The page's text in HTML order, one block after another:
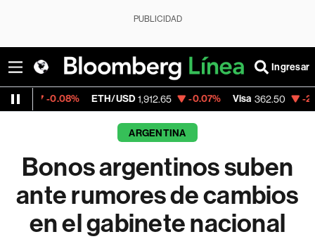
PUBLICIDAD
Ingresar
ETH/USD 1,912.65 -0.07% Visa 362.50 -2.15%
ARGENTINA
Bonos argentinos suben
ante rumores de cambios
en el gabinete nacional